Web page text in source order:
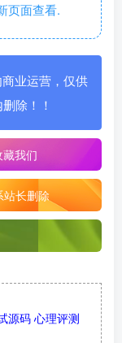
页面查看.
业运营，仅供
除！！
我们
站长删除
源码 心理评测